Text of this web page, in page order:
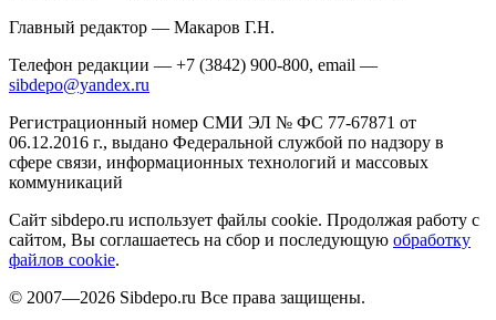
Главный редактор — Макаров Г.Н.
Телефон редакции — +7 (3842) 900-800, email —
sibdepo@yandex.ru
Регистрационный номер СМИ ЭЛ № ФС 77-67871 от
06.12.2016 г., выдано Федеральной службой по надзору в
сфере связи, информационных технологий и массовых
коммуникаций
Сайт sibdepo.ru использует файлы cookie. Продолжая работу с
сайтом, Вы соглашаетесь на сбор и последующую обработку
файлов cookie.
© 2007—2026 Sibdepo.ru Все права защищены.